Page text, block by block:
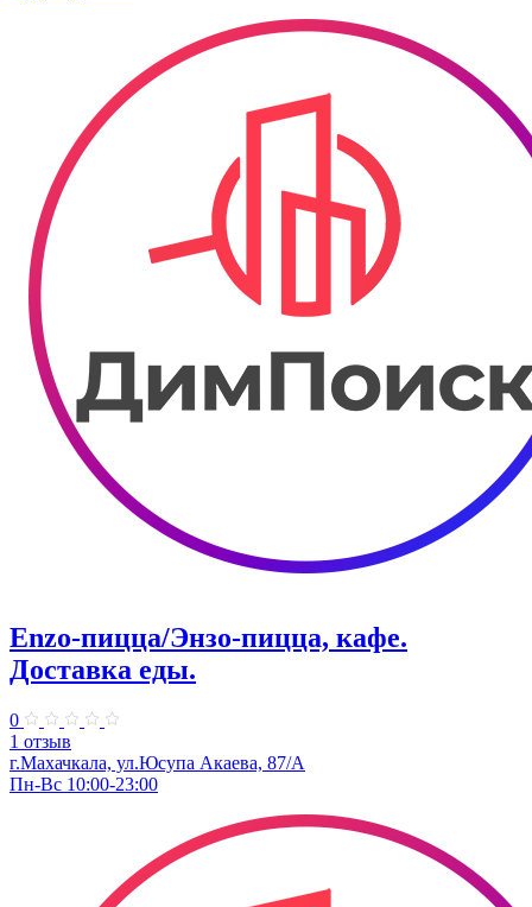
Enzo-пицца/Энзо-пицца, кафе.
Доставка еды.
0
1 отзыв
г.Махачкала, ул.Юсупа Акаева, 87/А
Пн-Вс 10:00-23:00